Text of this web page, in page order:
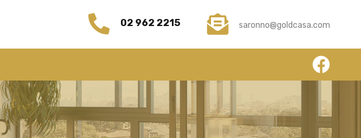
Chi Siamo Servizi News Contatti Submit
02 962 2215 saronno@goldcasa.com